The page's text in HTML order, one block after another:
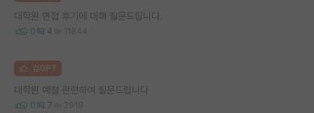
대학원 면접 후기에 대해 질문드립니다.
0 4 11844
김GPT
대학원 예절 관련하여 질문드립니다
0 7 2919